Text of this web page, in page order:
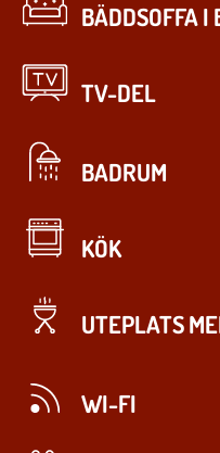
BÄDDSOFFA I
TV-DEL
BADRUM
KÖK
UTEPLATS
WI-FI